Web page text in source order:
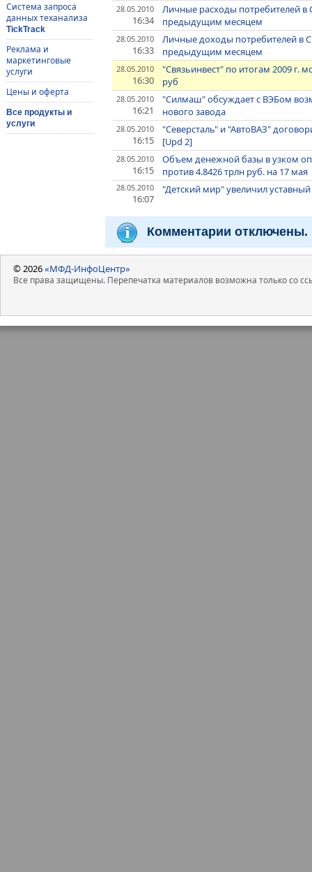
Система запроса
данных теханализа
TickTrack
Реклама и
маркетинговые
услуги
Цены и оферта
Все продукты и
услуги
28.05.2010
16:34
Личные расходы потребителей
предыдущим месяцем
28.05.2010
16:33
Личные доходы потребителей в
предыдущим месяцем
28.05.2010
16:30
"Связьинвест" по итогам 2009 г.
руб
28.05.2010
16:21
"Силмаш" обсуждает с ВЭБом
нового завода
28.05.2010
16:15
"Северсталь" и "АвтоВАЗ"
[Upd 2]
28.05.2010
16:15
Объем денежной базы в узком
против 4.8426 трлн руб. на 17 мая
28.05.2010
16:07
"Детский мир" увеличил
Комментарии отключены.
© 2026«МФД-ИнфоЦентр»
Все права защищены. Перепечатка материалов возможна только со